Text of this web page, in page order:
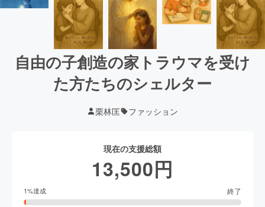
自由の子創造の家トラウマを受け
た方たちのシェルター
栗林匡 ファッション
現在の支援総額
13,500円
1%達成 終了